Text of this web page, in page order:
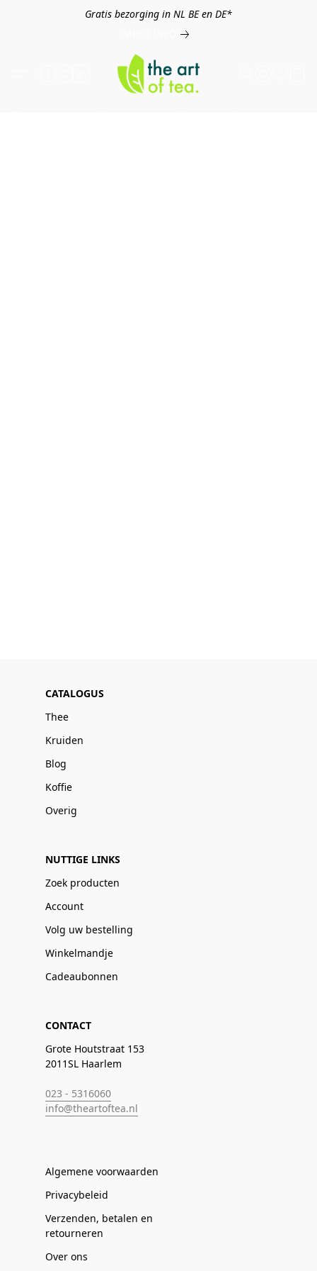
Gratis bezorging in NL BE en DE*
CATALOGUS
Thee
Kruiden
Blog
Koffie
Overig
NUTTIGE LINKS
Zoek producten
Account
Volg uw bestelling
Winkelmandje
Cadeaubonnen
CONTACT
Grote Houtstraat 153
2011SL Haarlem
023 - 5316060
info@theartoftea.nl
Algemene voorwaarden
Privacybeleid
Verzenden, betalen en
retourneren
Over ons